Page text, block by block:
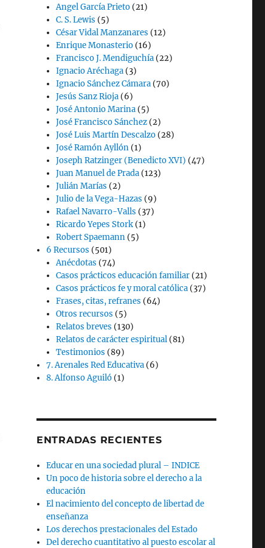
Angel García Prieto (21)
C. S. Lewis (5)
César Vidal Manzanares (12)
Enrique Monasterio (16)
Francisco J. Mendiguchía (22)
Ignacio Aréchaga (3)
Ignacio Sánchez Cámara (70)
Jesús Sanz Rioja (6)
José Antonio Marina (5)
José Francisco Sánchez (2)
José Luis Martín Descalzo (28)
José Ramón Ayllón (1)
Joseph Ratzinger (Benedicto XVI) (47)
Juan Manuel de Prada (123)
Julián Marías (2)
Julio de la Vega-Hazas (9)
Rafael Navarro-Valls (37)
Ricardo Yepes Stork (1)
Robert Spaemann (5)
6 Recursos (501)
Anécdotas (74)
Casos prácticos educación familiar (21)
Casos prácticos fe y moral católica (37)
Frases, citas, refranes (64)
Otros recursos (5)
Relatos breves (130)
Relatos de carácter espiritual (81)
Testimonios (89)
7. Arenales Red Educativa (6)
8. Alfonso Aguiló (1)
ENTRADAS RECIENTES
Educar en una sociedad plural – INDICE
Un poco de historia sobre el derecho a la
educación
El nacimiento del concepto de libertad de
enseñanza
Los derechos prestacionales del Estado
Del derecho cuantitativo al puesto escolar al